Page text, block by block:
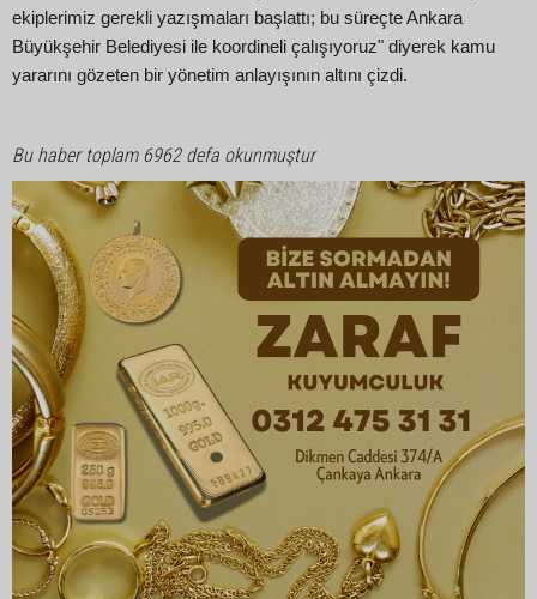
ekiplerimiz gerekli yazışmaları başlattı; bu süreçte Ankara
Büyükşehir Belediyesi ile koordineli çalışıyoruz" diyerek kamu
yararını gözeten bir yönetim anlayışının altını çizdi.
Bu haber toplam 6962 defa okunmuştur